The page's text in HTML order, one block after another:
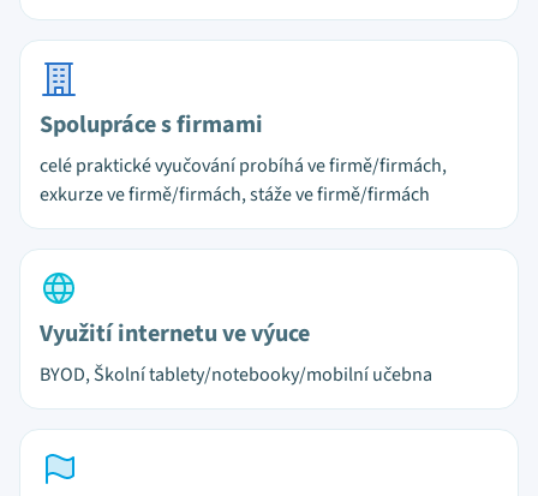
Spolupráce s firmami
celé praktické vyučování probíhá ve firmě/firmách,
exkurze ve firmě/firmách, stáže ve firmě/firmách
Využití internetu ve výuce
BYOD, Školní tablety/notebooky/mobilní učebna